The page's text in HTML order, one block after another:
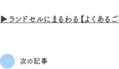
▶ランドセルにまるわる【よくある
次の記事